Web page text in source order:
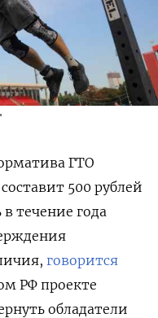
ГТО
составит 500 рублей
течение года
говорится
РФ проекте
обладатели